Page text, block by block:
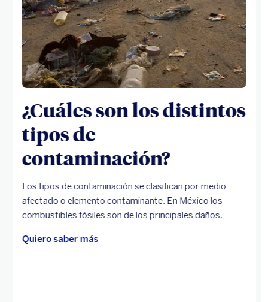
¿Cuáles son los distintos
tipos de
contaminación?
Los tipos de contaminación se clasifican por medio
afectado o elemento contaminante. En México los
combustibles fósiles son de los principales daños.
Quiero saber más